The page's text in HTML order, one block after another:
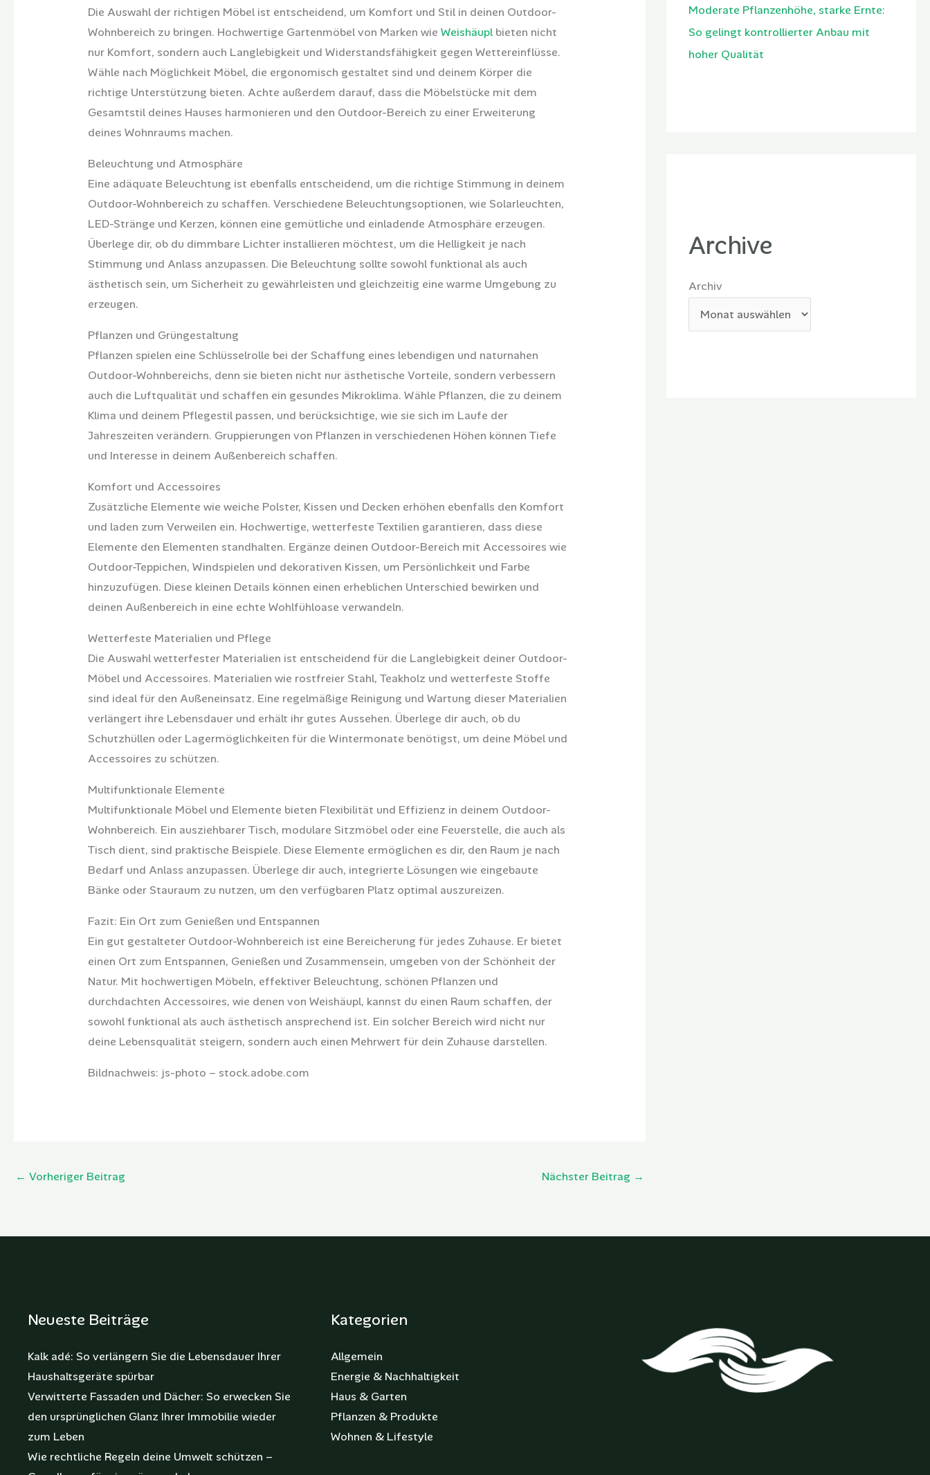
Die Auswahl der richtigen Möbel ist entscheidend, um Komfort und Stil in deinen Outdoor-
Wohnbereich zu bringen. Hochwertige Gartenmöbel von Marken wie Weishäuplbieten nicht
nur Komfort, sondern auch Langlebigkeit und Widerstandsfähigkeit gegen Wettereinflüsse.
Wähle nach Möglichkeit Möbel, die ergonomisch gestaltet sind und deinem Körper die
richtige Unterstützung bieten. Achte außerdem darauf, dass die Möbelstücke mit dem
Gesamtstil deines Hauses harmonieren und den Outdoor-Bereich zu einer Erweiterung
deines Wohnraums machen.
Beleuchtung und Atmosphäre
Eine adäquate Beleuchtung ist ebenfalls entscheidend, um die richtige Stimmung in deinem
Outdoor-Wohnbereich zu schaffen. Verschiedene Beleuchtungsoptionen, wie Solarleuchten,
LED-Stränge und Kerzen, können eine gemütliche und einladende Atmosphäre erzeugen.
Überlege dir, ob du dimmbare Lichter installieren möchtest, um die Helligkeit je nach
Stimmung und Anlass anzupassen. Die Beleuchtung sollte sowohl funktional als auch
ästhetisch sein, um Sicherheit zu gewährleisten und gleichzeitig eine warme Umgebung zu
erzeugen.
Pflanzen und Grüngestaltung
Pflanzen spielen eine Schlüsselrolle bei der Schaffung eines lebendigen und naturnahen
Outdoor-Wohnbereichs, denn sie bieten nicht nur ästhetische Vorteile, sondern verbessern
auch die Luftqualität und schaffen ein gesundes Mikroklima. Wähle Pflanzen, die zu deinem
Klima und deinem Pflegestil passen, und berücksichtige, wie sie sich im Laufe der
Jahreszeiten verändern. Gruppierungen von Pflanzen in verschiedenen Höhen können Tiefe
und Interesse in deinem Außenbereich schaffen.
Komfort und Accessoires
Zusätzliche Elemente wie weiche Polster, Kissen und Decken erhöhen ebenfalls den Komfort
und laden zum Verweilen ein. Hochwertige, wetterfeste Textilien garantieren, dass diese
Elemente den Elementen standhalten. Ergänze deinen Outdoor-Bereich mit Accessoires wie
Outdoor-Teppichen, Windspielen und dekorativen Kissen, um Persönlichkeit und Farbe
hinzuzufügen. Diese kleinen Details können einen erheblichen Unterschied bewirken und
deinen Außenbereich in eine echte Wohlfühloase verwandeln.
Wetterfeste Materialien und Pflege
Die Auswahl wetterfester Materialien ist entscheidend für die Langlebigkeit deiner Outdoor-
Möbel und Accessoires. Materialien wie rostfreier Stahl, Teakholz und wetterfeste Stoffe
sind ideal für den Außeneinsatz. Eine regelmäßige Reinigung und Wartung dieser Materialien
verlängert ihre Lebensdauer und erhält ihr gutes Aussehen. Überlege dir auch, ob du
Schutzhüllen oder Lagermöglichkeiten für die Wintermonate benötigst, um deine Möbel und
Accessoires zu schützen.
Multifunktionale Elemente
Multifunktionale Möbel und Elemente bieten Flexibilität und Effizienz in deinem Outdoor-
Wohnbereich. Ein ausziehbarer Tisch, modulare Sitzmöbel oder eine Feuerstelle, die auch als
Tisch dient, sind praktische Beispiele. Diese Elemente ermöglichen es dir, den Raum je nach
Bedarf und Anlass anzupassen. Überlege dir auch, integrierte Lösungen wie eingebaute
Bänke oder Stauraum zu nutzen, um den verfügbaren Platz optimal auszureizen.
Fazit: Ein Ort zum Genießen und Entspannen
Ein gut gestalteter Outdoor-Wohnbereich ist eine Bereicherung für jedes Zuhause. Er bietet
einen Ort zum Entspannen, Genießen und Zusammensein, umgeben von der Schönheit der
Natur. Mit hochwertigen Möbeln, effektiver Beleuchtung, schönen Pflanzen und
durchdachten Accessoires, wie denen von Weishäupl, kannst du einen Raum schaffen, der
sowohl funktional als auch ästhetisch ansprechend ist. Ein solcher Bereich wird nicht nur
deine Lebensqualität steigern, sondern auch einen Mehrwert für dein Zuhause darstellen.
Bildnachweis: js-photo – stock.adobe.com
← Vorheriger Beitrag Nächster Beitrag →
Moderate Pflanzenhöhe, starke Ernte:
So gelingt kontrollierter Anbau mit
hoher Qualität
Archive
Archiv
Neueste Beiträge
Kalk adé: So verlängern Sie die Lebensdauer Ihrer
Haushaltsgeräte spürbar
Verwitterte Fassaden und Dächer: So erwecken Sie
den ursprünglichen Glanz Ihrer Immobilie wieder
zum Leben
Wie rechtliche Regeln deine Umwelt schützen –
Kategorien
Allgemein
Energie & Nachhaltigkeit
Haus & Garten
Pflanzen & Produkte
Wohnen & Lifestyle